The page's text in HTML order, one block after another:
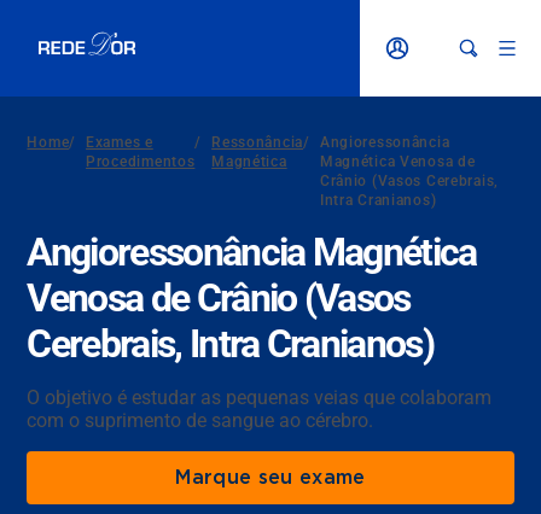
Home/
Exames e
Procedimentos
/
Ressonância
Magnética
/
Angioressonância
Magnética Venosa de
Crânio (Vasos Cerebrais,
Intra Cranianos)
Angioressonância Magnética
Venosa de Crânio (Vasos
Cerebrais, Intra Cranianos)
O objetivo é estudar as pequenas veias que colaboram
com o suprimento de sangue ao cérebro.
Marque seu exame